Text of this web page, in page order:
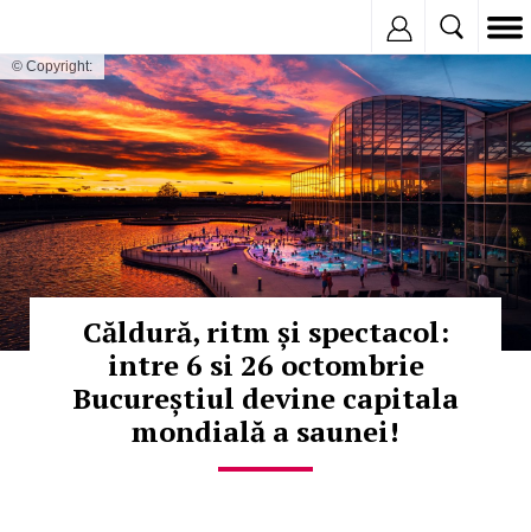
© Copyright:
Căldură, ritm și spectacol:
intre 6 si 26 octombrie
Bucureștiul devine capitala
mondială a saunei!